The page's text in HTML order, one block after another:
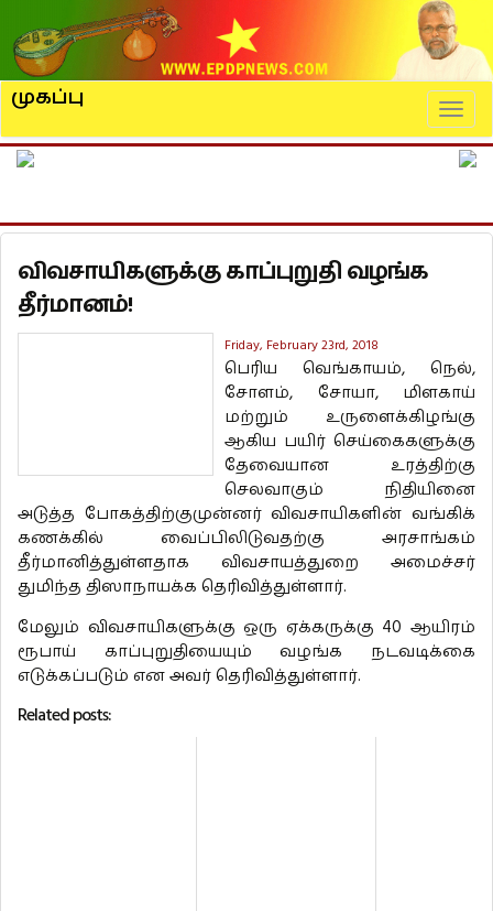
முகப்பு
விவசாயிகளுக்கு காப்புறுதி வழங்க
தீர்மானம்!
Friday, February 23rd, 2018
பெரிய வெங்காயம், நெல்,
சோளம், சோயா, மிளகாய்
மற்றும் உருளைக்கிழங்கு
ஆகிய பயிர் செய்கைகளுக்கு
தேவையான உரத்திற்கு
செலவாகும் நிதியினை
அடுத்த போகத்திற்குமுன்னர் விவசாயிகளின் வங்கிக்
கணக்கில் வைப்பிலிடுவதற்கு அரசாங்கம்
தீர்மானித்துள்ளதாக விவசாயத்துறை அமைச்சர்
துமிந்த திஸாநாயக்க தெரிவித்துள்ளார்.
மேலும் விவசாயிகளுக்கு ஒரு ஏக்கருக்கு 40 ஆயிரம்
ரூபாய் காப்புறுதியையும் வழங்க நடவடிக்கை
எடுக்கப்படும் என அவர் தெரிவித்துள்ளார்.
Related posts: